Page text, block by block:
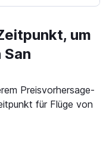
um
San
Preisvorhersage-
für Flüge von